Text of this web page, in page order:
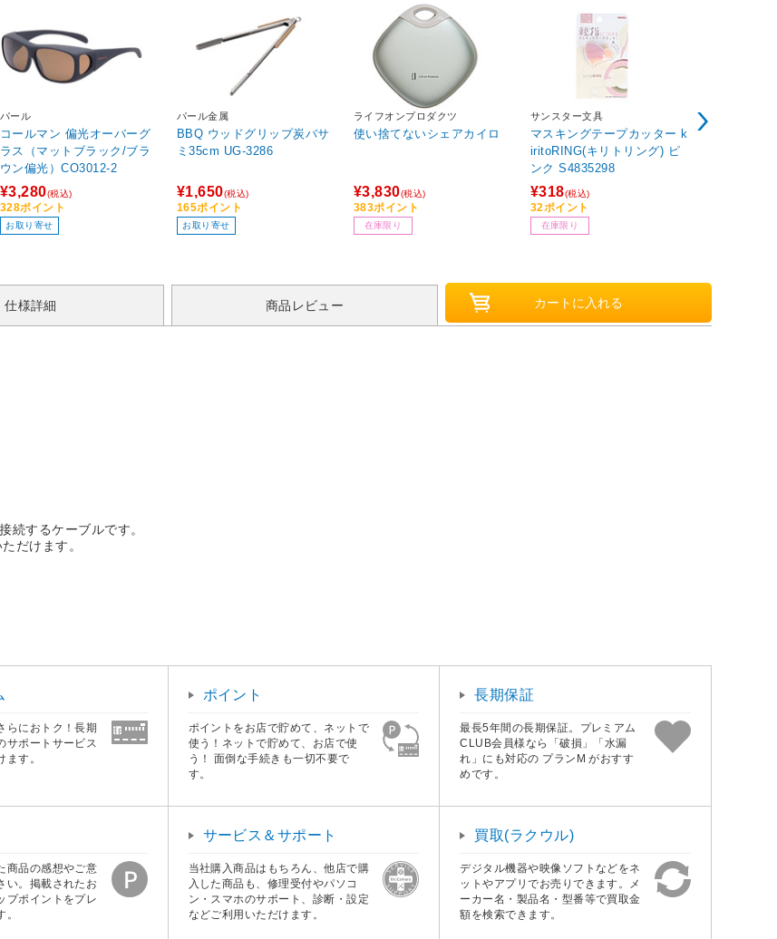
パール
コールマン 偏光オーバーグ
ラス（マットブラック/ブラ
ウン偏光）CO3012-2
¥3,280(税込)
328ポイント
お取り寄せ
パール金属
BBQ ウッドグリップ炭バサ
ミ35cm UG-3286
¥1,650(税込)
165ポイント
お取り寄せ
ライフオンプロダクツ
使い捨てないシェアカイロ
¥3,830(税込)
383ポイント
在庫限り
サンスター文具
マスキングテープカッター k
iritoRING(キリトリング) ピ
ンク S4835298
¥318(税込)
32ポイント
在庫限り
仕様詳細 商品レビュー
続するケーブルです。
だけます。
らにおトク！長期
サポートサービス
ます。
ポイント
ポイントをお店で貯めて、ネットで
使う！ネットで貯めて、お店で使
う！ 面倒な手続きも一切不要で
す。
長期保証
最長5年間の長期保証。プレミアム
CLUB会員様なら「破損」「水漏
れ」にも対応の プランM がおすす
めです。
商品の感想やご意
い。掲載されたお
プポイントをプレ
サービス＆サポート
当社購入商品はもちろん、他店で購
入した商品も、修理受付やパソコ
ン・スマホのサポート、診断・設定
などご利用いただけます。
買取(ラクウル)
デジタル機器や映像ソフトなどをネ
ットやアプリでお売りできます。メ
ーカー名・製品名・型番等で買取金
額を検索できます。